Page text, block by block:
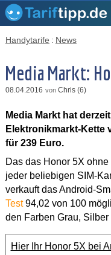
Handytarife : News
Media Markt:
08.04.2016 von Chris (6)
Media Markt hat
Elektronikmarkt-Kette
für 239 Euro.
Das das Honor 5X
jeder beliebigen SIM-
verkauft das Android-
Test94,02 von 100
den Farben Grau, Silber
Hier Ihr Honor 5X bei